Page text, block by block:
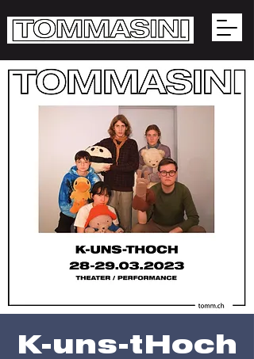
K-uns-tHoch